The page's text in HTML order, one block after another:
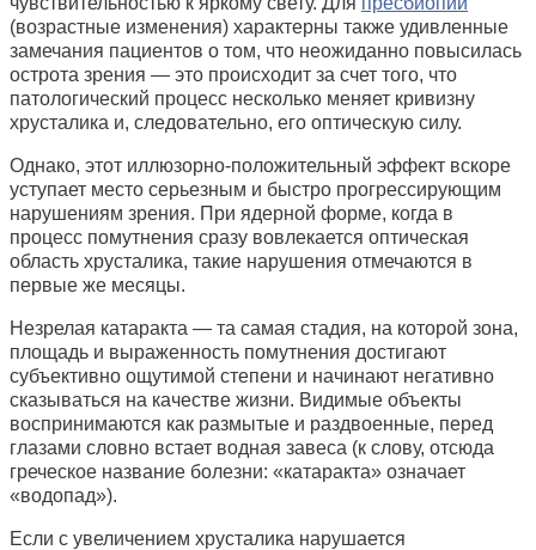
(возрастные изменения) характерны также удивленные
замечания пациентов о том, что неожиданно повысилась
острота зрения — это происходит за счет того, что
патологический процесс несколько меняет кривизну
хрусталика и, следовательно, его оптическую силу.
Однако, этот иллюзорно-положительный эффект вскоре
уступает место серьезным и быстро прогрессирующим
нарушениям зрения. При ядерной форме, когда в
процесс помутнения сразу вовлекается оптическая
область хрусталика, такие нарушения отмечаются в
первые же месяцы.
Незрелая катаракта — та самая стадия, на которой зона,
площадь и выраженность помутнения достигают
субъективно ощутимой степени и начинают негативно
сказываться на качестве жизни. Видимые объекты
воспринимаются как размытые и раздвоенные, перед
глазами словно встает водная завеса (к слову, отсюда
греческое название болезни: «катаракта» означает
«водопад»).
Если с увеличением хрусталика нарушается